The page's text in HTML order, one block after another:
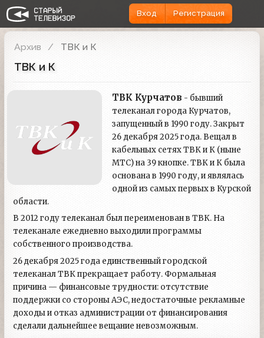
Вход Регистрация
Архив ТВК и К
ТВК и К
ТВК Курчатов - бывший
телеканал города Курчатов,
запущенный в 1990 году. Закрыт
26 декабря 2025 года. Вещал в
кабельных сетях ТВК и К (ныне
МТС) на 39 кнопке. ТВК и К была
основана в 1990 году, и являлась
одной из самых первых в Курской
области.
В 2012 году телеканал был переименован в ТВК. На
телеканале ежедневно выходили программы
собственного производства.
26 декабря 2025 года единственный городской
телеканал ТВК прекращает работу. Формальная
причина — финансовые трудности: отсутствие
поддержки со стороны АЭС, недостаточные рекламные
доходы и отказ администрации от финансирования
сделали дальнейшее вещание невозможным.